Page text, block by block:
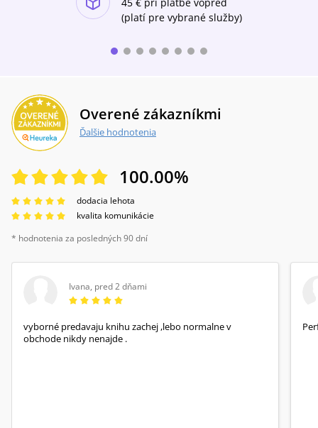
(platí pre vybrané služby)
Overené zákazníkmi
Ďalšie hodnotenia
100.00%
dodacia lehota
kvalita komunikácie
* hodnotenia za posledných 90 dní
Ivana, pred 2 dňami
vyborné predavaju knihu zachej ,lebo normalne v
obchode nikdy nenajde .